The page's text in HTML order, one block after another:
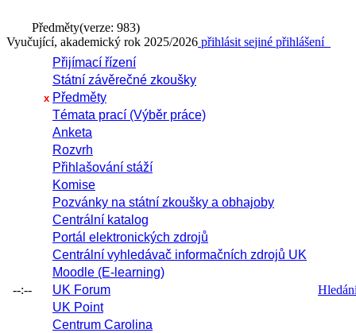
Předměty(verze: 983)
Vyučující, akademický rok 2025/2026 přihlásit sejiné přihlášení
--:--
Přijímací řízení
Státní závěrečné zkoušky
x Předměty
Témata prací (Výběr práce)
Anketa
Rozvrh
Přihlašování stáží
Komise
Pozvánky na státní zkoušky a obhajoby
Centrální katalog
Portál elektronických zdrojů
Centrální vyhledávač informačních zdrojů UK
Moodle (E-learning)
UK Forum
UK Point
Centrum Carolina